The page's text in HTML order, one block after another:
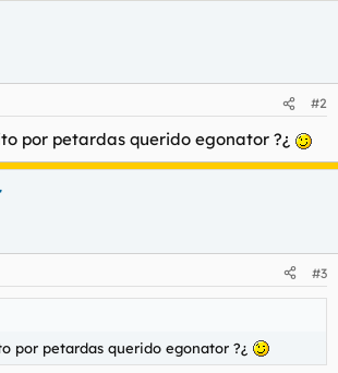
#2
por petardas querido egonator ?¿
#3
por petardas querido egonator ?¿